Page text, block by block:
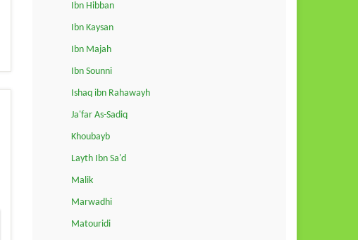
Ibn Hibban
Ibn Kaysan
Ibn Majah
Ibn Sounni
Ishaq ibn Rahawayh
Ja'far As-Sadiq
Khoubayb
Layth Ibn Sa'd
Malik
Marwadhi
Matouridi